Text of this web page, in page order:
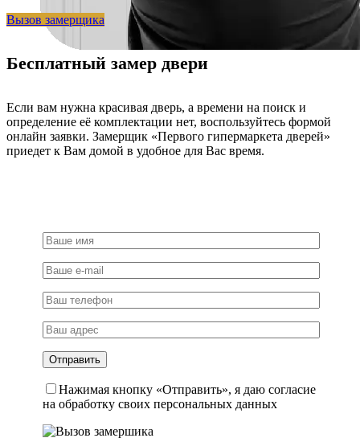
Вызов замерщика
Бесплатный замер двери
Если вам нужна красивая дверь, а времени на поиск и
определение её комплектации нет, воспользуйтесь формой
онлайн заявки. Замерщик «Первого гипермаркета дверей»
приедет к Вам домой в удобное для Вас время.
Нажимая кнопку «Отправить», я даю согласие
на обработку своих персональных данных